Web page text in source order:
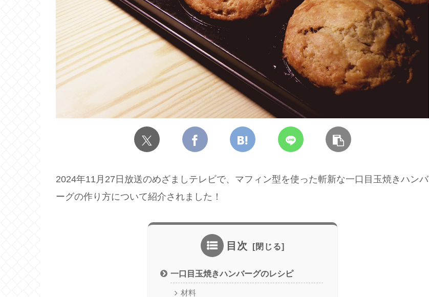
2024年11月27日放送のめざましテレビで、マフィン型を使った斬新な一口目玉焼きハンバ
ーグの作り方について紹介されました！
目次
一口目玉焼きハンバーグのレシピ
材料